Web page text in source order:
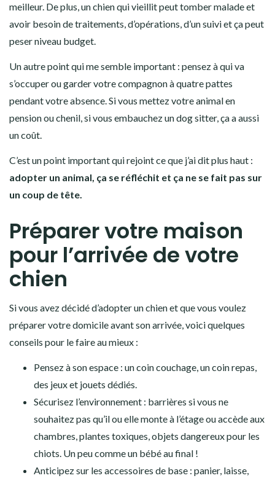
meilleur. De plus, un chien qui vieillit peut tomber malade et
avoir besoin de traitements, d’opérations, d’un suivi et ça peut
peser niveau budget.
Un autre point qui me semble important : pensez à qui va
s’occuper ou garder votre compagnon à quatre pattes
pendant votre absence. Si vous mettez votre animal en
pension ou chenil, si vous embauchez un dog sitter, ça a aussi
un coût.
C’est un point important qui rejoint ce que j’ai dit plus haut :
adopter un animal, ça se réfléchit et ça ne se fait pas sur
un coup de tête.
Préparer votre maison
pour l’arrivée de votre
chien
Si vous avez décidé d’adopter un chien et que vous voulez
préparer votre domicile avant son arrivée, voici quelques
conseils pour le faire au mieux :
Pensez à son espace : un coin couchage, un coin repas,
des jeux et jouets dédiés.
Sécurisez l’environnement : barrières si vous ne
souhaitez pas qu’il ou elle monte à l’étage ou accède aux
chambres, plantes toxiques, objets dangereux pour les
chiots. Un peu comme un bébé au final !
Anticipez sur les accessoires de base : panier, laisse,